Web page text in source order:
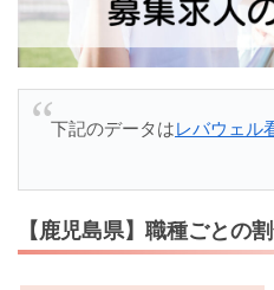
下記のデータはレバウェル
【鹿児島県】職種ごとの